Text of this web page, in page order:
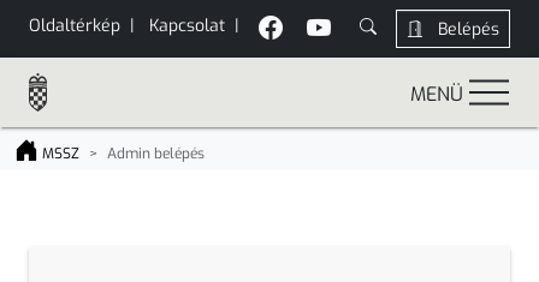
Oldaltérkép | Kapcsolat | Belépés
MENÜ
MSSZ Admin belépés